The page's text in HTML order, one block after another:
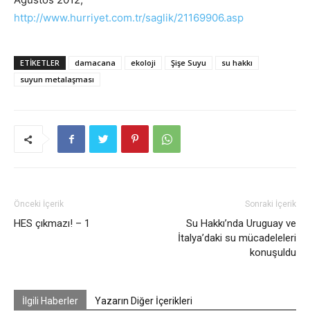
http://www.hurriyet.com.tr/saglik/21169906.asp
ETIKETLER damacana ekoloji Şişe Suyu
su hakkı
suyun metalaşması
Önceki İçerik
HES çıkmazı! – 1
Sonraki İçerik
Su Hakkı’nda Uruguay ve
İtalya’daki su mücadeleleri
konuşuldu
İlgili Haberler Yazarın Diğer İçerikleri